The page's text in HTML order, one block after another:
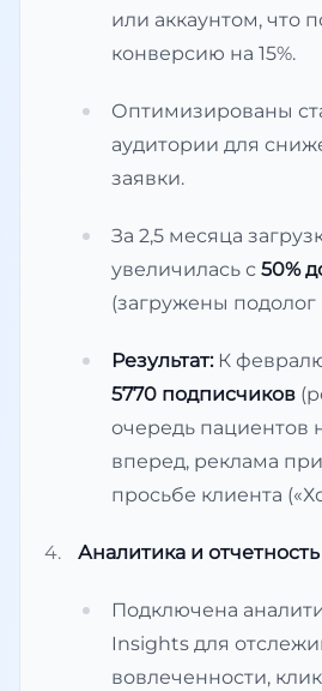
или аккаунтом, что
конверсию на 15%.
Оптимизированы
аудитории для
заявки.
За 2,5 месяца
увеличилась с 50%
(загружены подолог
Результат:К
5770 подписчиков
очередь пациентов
вперед, реклама
просьбе клиента
Аналитика и отчетность
Подключена
Insights для
вовлеченности,